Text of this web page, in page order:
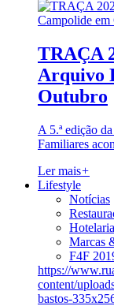
TRAÇA
Arquivo
Outubro
A 5.ª edição
Familiares
Ler mais+
Lifestyle
Notícias
Marcas
F4F
https://
content/
bastos-